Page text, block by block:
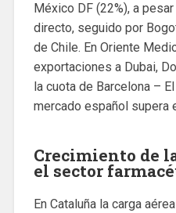
México DF (22%), a
directo, seguido por
de Chile. En Oriente
exportaciones a Dubai,
la cuota de Barcelona –
mercado español supera
Crecimiento de
el sector
En Cataluña la carga